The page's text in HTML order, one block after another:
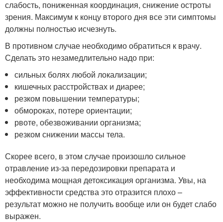
слабость, пониженная координация, снижение остроты
зрения. Максимум к концу второго дня все эти симптомы
должны полностью исчезнуть.
В противном случае необходимо обратиться к врачу.
Сделать это незамедлительно надо при:
сильных болях любой локализации;
кишечных расстройствах и диарее;
резком повышении температуры;
обмороках, потере ориентации;
рвоте, обезвоживании организма;
резком снижении массы тела.
Скорее всего, в этом случае произошло сильное
отравление из-за передозировки препарата и
необходима мощная детоксикация организма. Увы, на
эффективности средства это отразится плохо –
результат можно не получить вообще или он будет слабо
выражен.